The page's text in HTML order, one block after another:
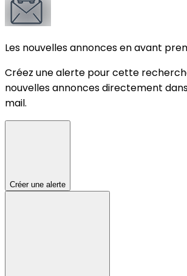
Les nouvelles annonces en avant
Créez une alerte pour cette
nouvelles annonces directement
mail.
Créer une alerte